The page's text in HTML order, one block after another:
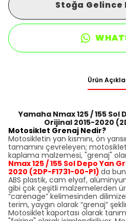
Stoğa Gelince
Ürün
Yamaha Nmax 125 / 155
Orijinal 2015-2020
Motosiklet Grenaj Nedir?
Motosikletin yan kısmını, ön
tamamını çevreleyen;
kaplama malzemesi, "grenaj"
Nmax 125 / 155 Sol Depo Yan
2020 (2DP-F1731-00-P1) da
ABS plastik, cam elyaf,
gibi çok çeşitli malzemelerden
“carenage” kelimesinden
terim, yaygın olarak “grenaj”
Motosiklet kaportası olarak